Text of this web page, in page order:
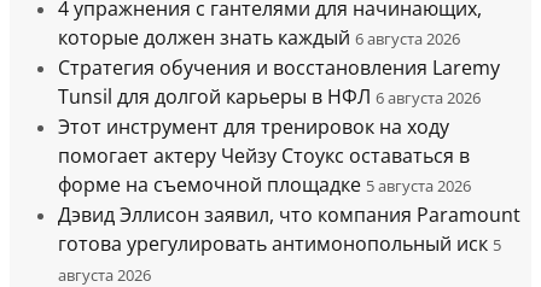
4 упражнения с гантелями для начинающих,
которые должен знать каждый 6 августа 2026
Стратегия обучения и восстановления Laremy
Tunsil для долгой карьеры в НФЛ 6 августа 2026
Этот инструмент для тренировок на ходу
помогает актеру Чейзу Стоукс оставаться в
форме на съемочной площадке 5 августа 2026
Дэвид Эллисон заявил, что компания Paramount
готова урегулировать антимонопольный иск 5
августа 2026